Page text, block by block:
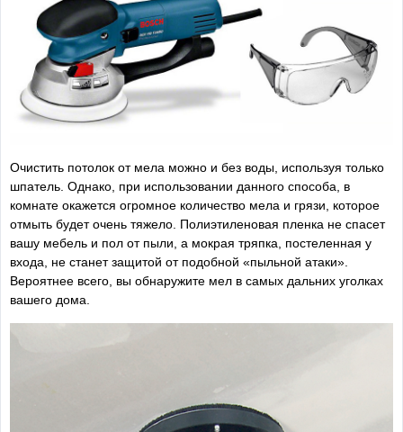
Очистить потолок от мела можно и без воды, используя только
шпатель. Однако, при использовании данного способа, в
комнате окажется огромное количество мела и грязи, которое
отмыть будет очень тяжело. Полиэтиленовая пленка не спасет
вашу мебель и пол от пыли, а мокрая тряпка, постеленная у
входа, не станет защитой от подобной «пыльной атаки».
Вероятнее всего, вы обнаружите мел в самых дальних уголках
вашего дома.